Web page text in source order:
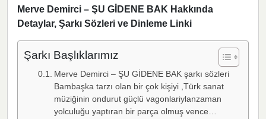
Merve Demirci – ŞU GİDENE BAK Hakkında
Detaylar, Şarkı Sözleri ve Dinleme Linki
Şarkı Başlıklarımız
Merve Demirci – ŞU GİDENE BAK şarkı sözleri
Bambaşka tarzı olan bir çok kişiyi ,Türk sanat
müziğinin ondurut güçlü vagonlariylanzaman
yolculuğu yaptıran bir parça olmuş vence…